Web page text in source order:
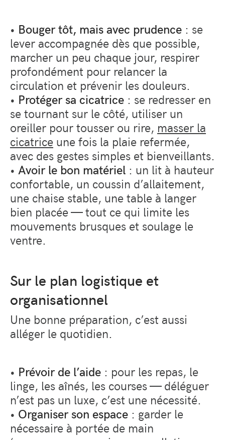
• Bouger tôt, mais avec prudence : se
lever accompagnée dès que possible,
marcher un peu chaque jour, respirer
profondément pour relancer la
circulation et prévenir les douleurs.
• Protéger sa cicatrice : se redresser en
se tournant sur le côté, utiliser un
oreiller pour tousser ou rire, masser la
cicatrice une fois la plaie refermée,
avec des gestes simples et bienveillants.
• Avoir le bon matériel : un lit à hauteur
confortable, un coussin d’allaitement,
une chaise stable, une table à langer
bien placée — tout ce qui limite les
mouvements brusques et soulage le
ventre.
Sur le plan logistique et
organisationnel
Une bonne préparation, c’est aussi
alléger le quotidien.
• Prévoir de l’aide : pour les repas, le
linge, les aînés, les courses — déléguer
n’est pas un luxe, c’est une nécessité.
• Organiser son espace : garder le
nécessaire à portée de main